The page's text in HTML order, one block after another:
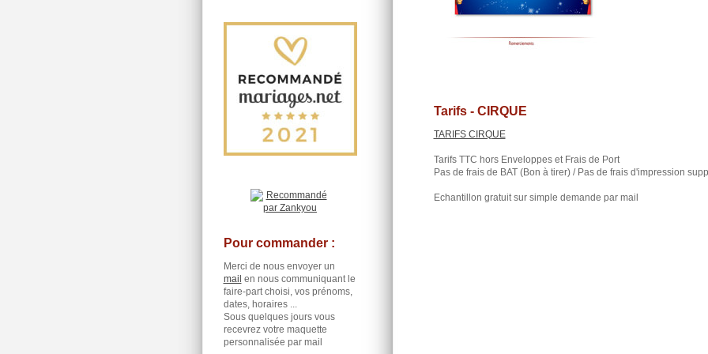
Tarifs - CIRQUE
TARIFS CIRQUE
Tarifs TTC hors Enveloppes et Frais de Port
Pas de frais de BAT (Bon à tirer) / Pas de frais d'impression
Echantillon gratuit sur simple demande par mail
Pour commander :
Merci de nous envoyer un
mail en nous communiquant le
faire-part choisi, vos prénoms,
dates, horaires ...
Sous quelques jours vous
recevrez votre maquette
personnalisée par mail